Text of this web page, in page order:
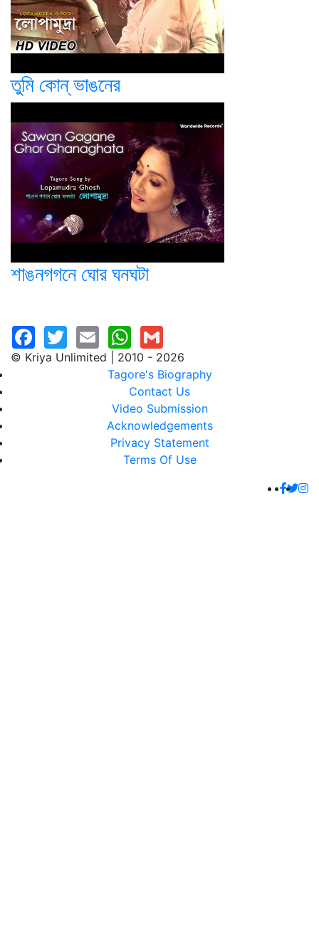
তুমি কোন্ ভাঙনের
শাঙনগগনে ঘোর ঘনঘটা
© Kriya Unlimited | 2010 - 2026
Tagore's Biography
Contact Us
Video Submission
Acknowledgements
Privacy Statement
Terms Of Use